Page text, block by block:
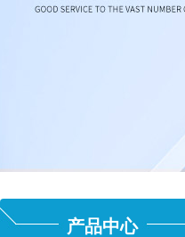
产品中心